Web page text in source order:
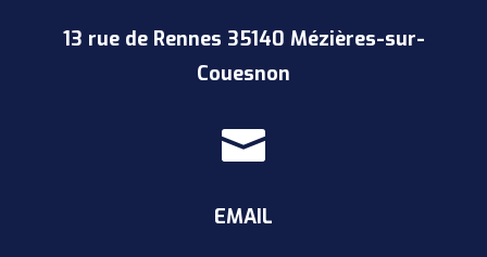
13 rue de Rennes 35140 Mézières-sur-
Couesnon

EMAIL